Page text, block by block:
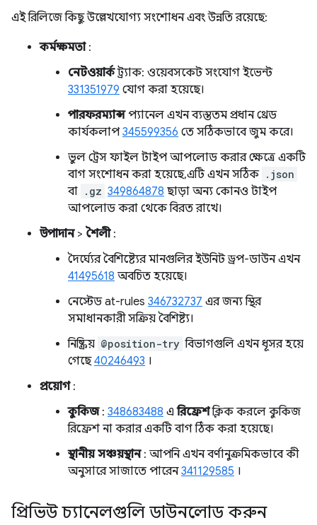
এই রিলিজে কিছু উল্লেখযোগ্য সংশোধন এবং উন্নতি রয়েছে:
কর্মক্ষমতা:
নেটওয়ার্কট্র্যাক: ওয়েবসকেট সংযোগ ইভেন্ট
331351979 যোগ করা হয়েছে।
পারফরম্যান্সপ্যানেল এখন ব্যস্ততম প্রধান থ্রেড
কার্যকলাপ345599356 তে সঠিকভাবে জুম করে।
ভুল ট্রেস ফাইল টাইপ আপলোড করার ক্ষেত্রে একটি
বাগ সংশোধন করা হয়েছে, এটি এখন সঠিক .json
বা .gz 349864878 ছাড়া অন্য কোনও টাইপ
আপলোড করা থেকে বিরত রাখে।
উপাদান> শৈলী:
দৈর্ঘ্যের বৈশিষ্ট্যের মানগুলির ইউনিট ড্রপ-ডাউন এখন
41495618 অবচিত হয়েছে।
নেস্টেড at-rules 346732737 এর জন্য স্থির
সমাধানকারী সক্রিয় বৈশিষ্ট্য।
নিষ্ক্রিয় @position-try বিভাগগুলি এখন ধূসর হয়ে
গেছে40246493 ।
প্রয়োগ:
কুকিজ: 348683488 এরিফ্রেশক্লিক করলে কুকিজ
রিফ্রেশ না করার একটি বাগ ঠিক করা হয়েছে।
স্থানীয় সঞ্চয়স্থান: আপনি এখন বর্ণানুক্রমিকভাবে কী
অনুসারে সাজাতে পারেন341129585 ।
প্রিভিউ চ্যানেলগুলি ডাউনলোড করুন